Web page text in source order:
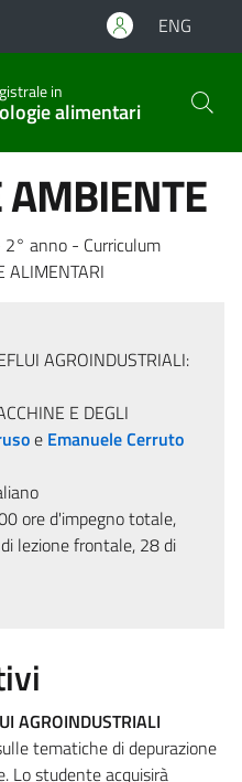
ENG
in
alimentari
AMBIENTE
2° anno - Curriculum
ALIMENTARI
AGROINDUSTRIALI:
E DEGLI
e Emanuele Cerruto
ore d'impegno totale,
lezione frontale, 28 di
AGROINDUSTRIALI
tematiche di depurazione
Lo studente acquisirà